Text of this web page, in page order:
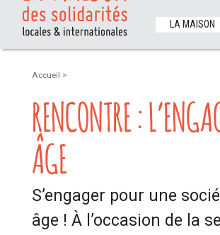
LA MAISON
Accueil >
RENCONTRE :
ÂGE
S’engager pour une
âge ! À l’occasion de la